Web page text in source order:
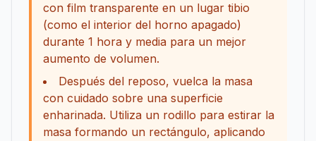
con film transparente en un lugar tibio
(como el interior del horno apagado)
durante 1 hora y media para un mejor
aumento de volumen.
Después del reposo, vuelca la masa
con cuidado sobre una superficie
enharinada. Utiliza un rodillo para estirar la
masa formando un rectángulo, aplicando